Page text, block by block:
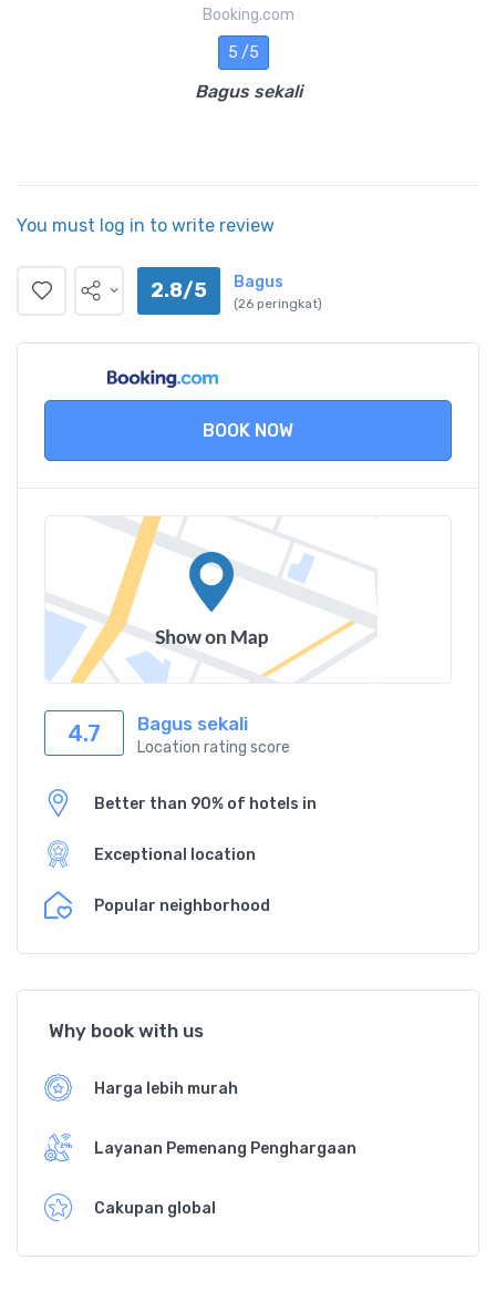
Booking.com
5 /5
Bagus sekali
You must log in to write review
2.8/5 Bagus
(26 peringkat)
BOOK NOW
4.7 Bagus sekali
Location rating score
Better than 90% of hotels in
Exceptional location
Popular neighborhood
Why book with us
Harga lebih murah
Layanan Pemenang Penghargaan
Cakupan global